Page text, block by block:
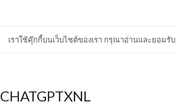
เราใช้คุ๊กกี้บนเว็บไซต์ของเรา กรุณาอ่านและยอมรับ
CHATGPTXNL